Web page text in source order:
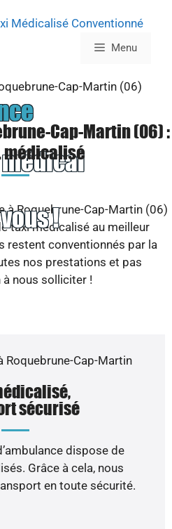
Menu
!
Cap-Martin (06) :
médicalisé
à Roquebrune-Cap-Martin (06)
taxi médicalisé au meilleur
restent conventionnés par la
nos prestations et pas
à nous solliciter !
sécurisé
dispose de
Grâce à cela, nous
en toute sécurité.